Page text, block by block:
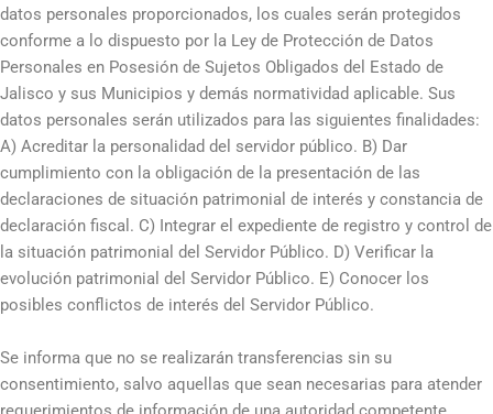
datos personales proporcionados, los cuales serán protegidos
conforme a lo dispuesto por la Ley de Protección de Datos
Personales en Posesión de Sujetos Obligados del Estado de
Jalisco y sus Municipios y demás normatividad aplicable. Sus
datos personales serán utilizados para las siguientes finalidades:
A) Acreditar la personalidad del servidor público. B) Dar
cumplimiento con la obligación de la presentación de las
declaraciones de situación patrimonial de interés y constancia de
declaración fiscal. C) Integrar el expediente de registro y control de
la situación patrimonial del Servidor Público. D) Verificar la
evolución patrimonial del Servidor Público. E) Conocer los
posibles conflictos de interés del Servidor Público.
Se informa que no se realizarán transferencias sin su
consentimiento, salvo aquellas que sean necesarias para atender